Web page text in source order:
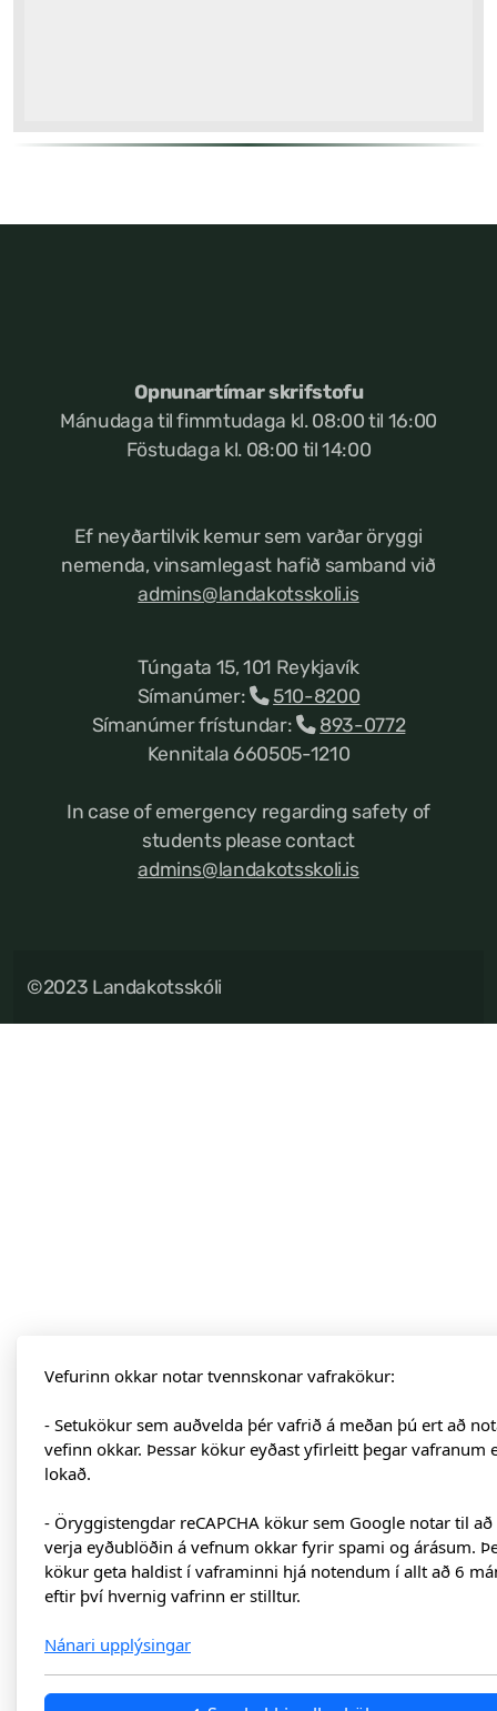
Opnunartímar skrifstofu
Mánudaga til fimmtudaga kl. 08:00 til 16:00
Föstudaga kl. 08:00 til 14:00
Ef neyðartilvik kemur sem varðar öryggi
nemenda, vinsamlegast hafið samband við
admins@landakotsskoli.is
Túngata 15, 101 Reykjavík
Símanúmer:
510-8200
Símanúmer frístundar:
893-0772
Kennitala 660505-1210
In case of emergency regarding safety of
students please contact
admins@landakotsskoli.is
©2023 Landakotsskóli
Vefurinn okkar notar tvennskonar vafrakökur:
- Setukökur sem auðvelda þér vafrið á meðan þú ert að
vefinn okkar. Þessar kökur eyðast yfirleitt þegar vafranum
lokað.
- Öryggistengdar reCAPCHA kökur sem Google notar til að
verja eyðublöðin á vefnum okkar fyrir spami og árásum.
kökur geta haldist í vaframinni hjá notendum í allt að 6
eftir því hvernig vafrinn er stilltur.
Nánari upplýsingar